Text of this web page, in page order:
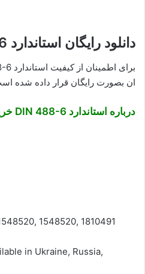
دانلود رایگان استاندارد DIN 488-6
ان بصورت رایگان قرار داده شده
درباره استاندارد DIN 488-6 خرید DIN 488-6
1548520, 1810491
in Ukraine, Russia,